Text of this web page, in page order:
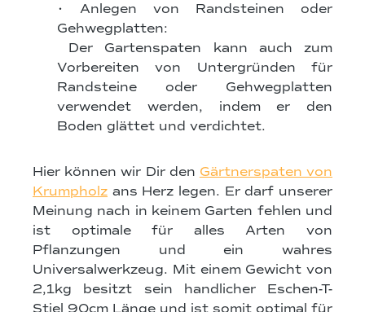
• Anlegen von Randsteinen oder
Gehwegplatten:
Der Gartenspaten kann auch zum
Vorbereiten von Untergründen für
Randsteine oder Gehwegplatten
verwendet werden, indem er den
Boden glättet und verdichtet.
Hier können wir Dir den Gärtnerspaten von
Krumpholz ans Herz legen. Er darf unserer
Meinung nach in keinem Garten fehlen und
ist optimale für alles Arten von
Pflanzungen und ein wahres
Universalwerkzeug. Mit einem Gewicht von
2,1kg besitzt sein handlicher Eschen-T-
Stiel 90cm Länge und ist somit optimal für